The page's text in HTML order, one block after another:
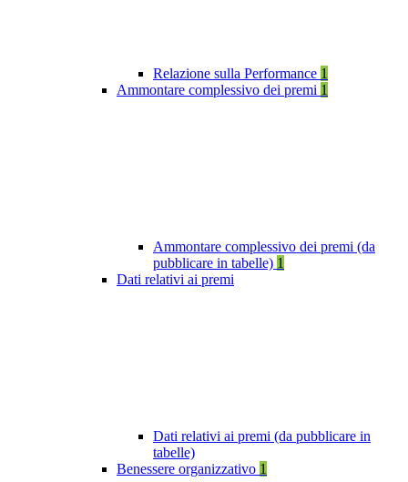
Relazione sulla Performance 1
Ammontare complessivo dei premi 1
Ammontare complessivo dei premi (da
pubblicare in tabelle) 1
Dati relativi ai premi
Dati relativi ai premi (da pubblicare in
tabelle)
Benessere organizzativo 1